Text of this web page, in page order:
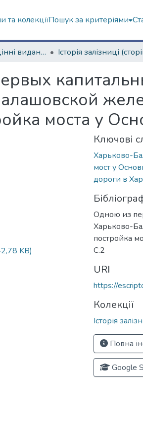
та колекціїПошук за критеріями
9. Рідкісні та цінні видання
моста у
KB)
Ключові
Харьково-
мост у
дороги в
Одною из
Харьково-
постройка
С.2
URI
https://
Колекції
Історія
Повна
Google